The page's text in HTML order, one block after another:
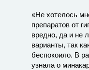
«Не хотелось
препаратов от
вредно, да и не
варианты, так
беспокоило. В
узнала о